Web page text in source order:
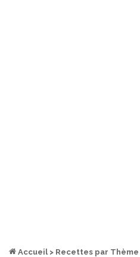
Accueil > Recettes par Thème